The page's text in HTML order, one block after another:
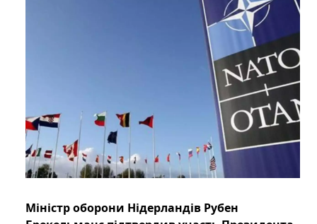
Міністр оборони Нідерландів Рубен